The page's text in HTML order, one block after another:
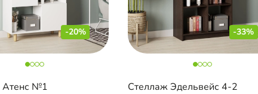
-20%
Атенс №1
-33%
Стеллаж Эдельвейс 4-2